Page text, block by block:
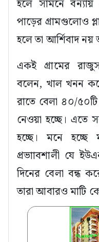
হলে সামনে
পাড়ের গ্রামগুলোও
হলে তা আর্শিবাদ
একই গ্রামের
বলেন, খাল খনন
রাতে বেলা ৪০/৫০টি
নেওয়া হচ্ছে। এতে
হচ্ছে। মনে হচ্ছে
প্রভাাবশালী যে
দিনের বেলা বন্ধ
তারা আবারও মাটি